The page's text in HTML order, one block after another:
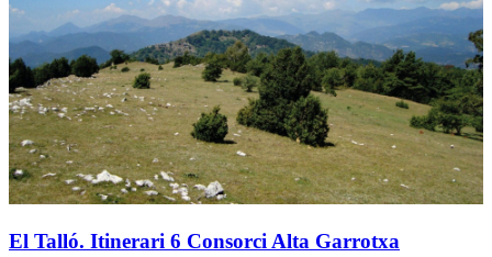
El Talló. Itinerari 6 Consorci Alta Garrotxa